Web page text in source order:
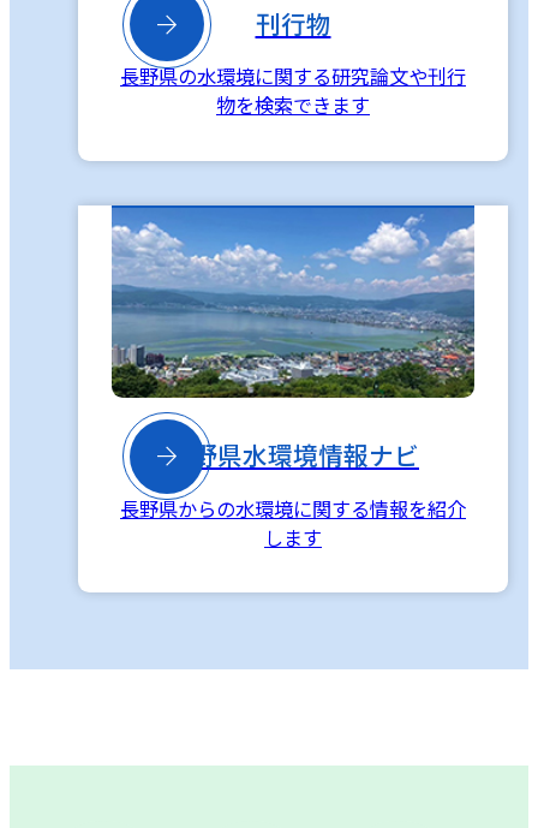
 刊行物
長野県の水環境に関する研究論文や刊行
物を検索できます
長野県水環境情報ナビ
長野県からの水環境に関する情報を紹介
します